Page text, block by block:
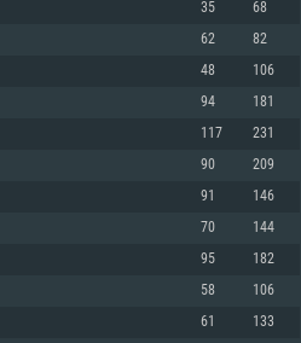
11: AMD Radeon 77XX / NVIDIA
supportée par le jeu est de 720p
débit
(Les processeurs Intel Xeon ne sont
(Mac), ou analogue AMD/Nvidia. La
jeu est de 720p.
débit
les plus modernes
derniers drivers (moins de 6 mois) /
supportée par le jeu est de
débit
35 68
62 82
48 106
94 181
117 231
90 209
91 146
70 144
95 182
58 106
61 133